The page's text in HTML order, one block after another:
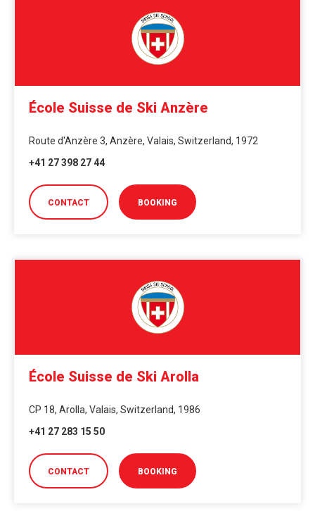
École Suisse de Ski Anzère
Route d'Anzère 3, Anzère, Valais, Switzerland, 1972
+41 27 398 27 44
CONTACT BOOKING
École Suisse de Ski Arolla
CP 18, Arolla, Valais, Switzerland, 1986
+41 27 283 15 50
CONTACT BOOKING